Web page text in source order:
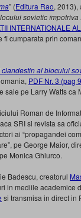
” (Editura Rao, 2013),
sovietic împotriva
INTERNATIONALE
fi cumparata prin
al blocului
PDF Nr. 3 (pag
sale pe Larry Watts ca
Roman de
SRI si revista sa
ai “propagandei
pe George Maior,
Monica Ghiurco.
Badescu, creatorul
in mediile academice
si transmisa in direct in